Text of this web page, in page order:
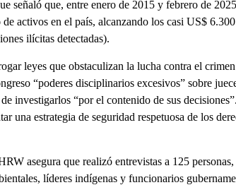
señaló que, entre enero de 2015 y febrero de
activos en el país, alcanzando los casi US$
ilícitas detectadas).
leyes que obstaculizan la lucha contra el
“poderes disciplinarios excesivos” sobre
investigarlos “por el contenido de sus
una estrategia de seguridad respetuosa de los
asegura que realizó entrevistas a 125
líderes indígenas y funcionarios